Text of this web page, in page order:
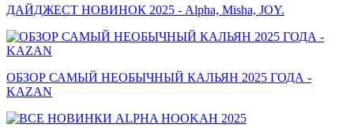
ДАЙДЖЕСТ НОВИНОК 2025 - Alpha, Misha, JOY.
ОБЗОР САМЫЙ НЕОБЫЧНЫЙ КАЛЬЯН 2025 ГОДА -
KAZAN